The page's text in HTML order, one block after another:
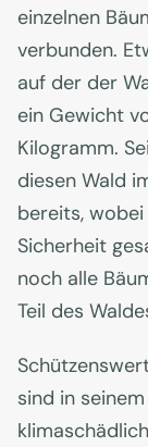
einzelnen
verbunden.
auf der der
ein Gewicht
Kilogramm.
diesen Wald
bereits,
Sicherheit
noch alle
Teil des
sind in